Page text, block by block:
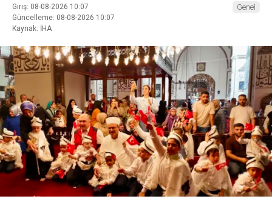
Giriş: 08-08-2026 10:07
Güncelleme: 08-08-2026 10:07
Kaynak: İHA
Genel